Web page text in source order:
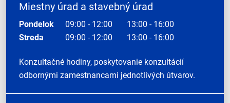
Miestny úrad a stavebný úrad
Pondelok 09:00 - 12:00
13:00 - 16:00
Streda
09:00 - 12:00 13:00 - 16:00
Konzultačné hodiny, poskytovanie konzultácií
odbornými zamestnancami jednotlivých útvarov.